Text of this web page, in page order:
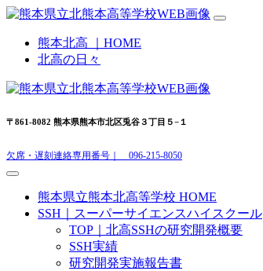
熊本北高 ｜HOME
北高の日々
〒861-8082 熊本県熊本市北区兎谷３丁目５−１
欠席・遅刻連絡専用番号｜ 096-215-8050
熊本県立熊本北高等学校 HOME
SSH｜スーパーサイエンスハイスクール
TOP｜北高SSHの研究開発概要
SSH実績
研究開発実施報告書